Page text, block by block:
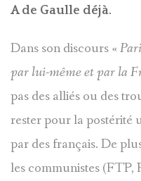
A de Gaulle déjà.
Dans son discours «
par lui-même et par la
pas des alliés ou des
rester pour la postérité
par des français. De
les communistes